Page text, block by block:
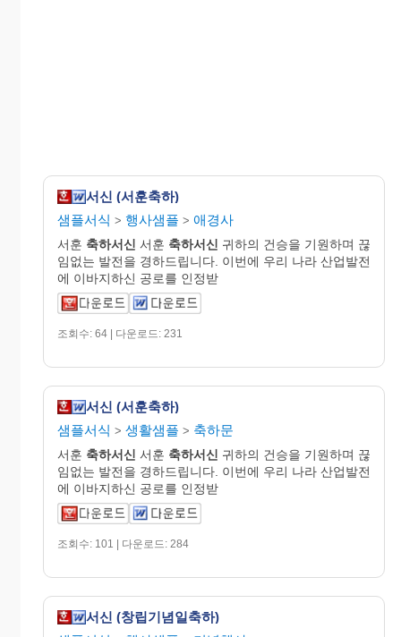
서신 (서훈축하)
샘플서식 > 행사샘플 > 애경사
서훈 축하서신 서훈 축하서신 귀하의 건승을 기원하며 끊
임없는 발전을 경하드립니다. 이번에 우리 나라 산업발전
에 이바지하신 공로를 인정받
조회수: 64 | 다운로드: 231
서신 (서훈축하)
샘플서식 > 생활샘플 > 축하문
서훈 축하서신 서훈 축하서신 귀하의 건승을 기원하며 끊
임없는 발전을 경하드립니다. 이번에 우리 나라 산업발전
에 이바지하신 공로를 인정받
조회수: 101 | 다운로드: 284
서신 (창립기념일축하)